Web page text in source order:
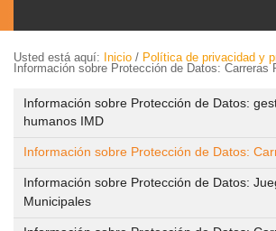
Populares
Volver
Gestión
Administrativa
CENTROS DEPORTIVOS
Volver
Usted está aquí: Inicio / Política de privacidad y
Información sobre Protección de Datos: Carreras
Información sobre Protección de Datos:
humanos IMD
Información sobre Protección de Datos:
Información sobre Protección de Datos:
Municipales